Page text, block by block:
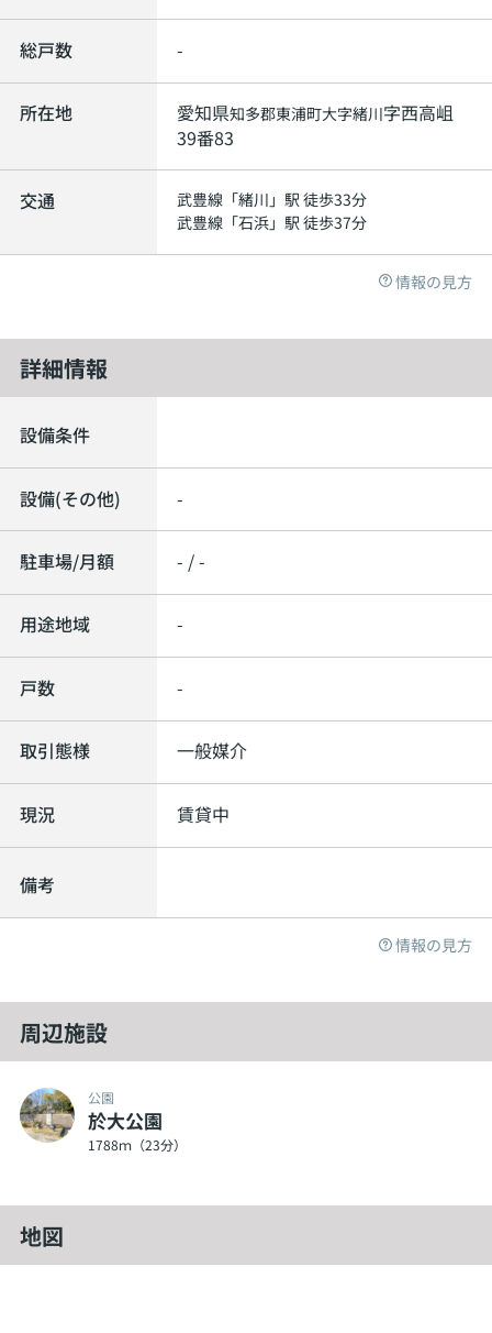
総戸数 -
所在地 愛知県知多郡東浦町大字緒川字西高岨
39番83
交通 武豊線 「緒川 」駅 徒歩33分
武豊線 「石浜」駅 徒歩37分
情報の見方
詳細情報
設備条件
設備(その他) -
駐車場/月額 - / -
用途地域 -
戸数 -
取引態様 一般媒介
現況 賃貸中
備考
情報の見方
周辺施設
公園
於大公園
1788ｍ（23分）
地図